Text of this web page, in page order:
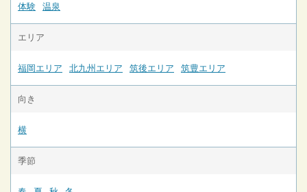
体験 温泉
エリア
福岡エリア 北九州エリア 筑後エリア 筑豊エリア
向き
横
季節